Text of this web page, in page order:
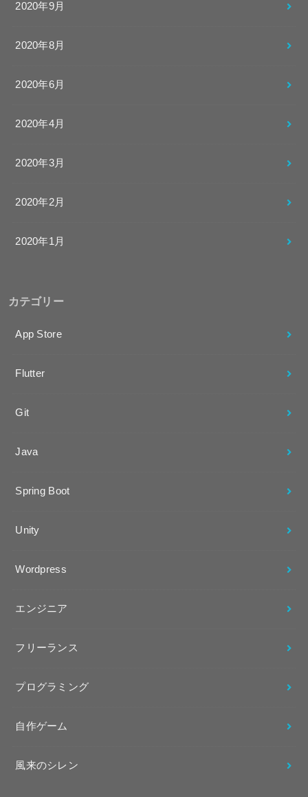
2020年9月
2020年8月
2020年6月
2020年4月
2020年3月
2020年2月
2020年1月
カテゴリー
App Store
Flutter
Git
Java
Spring Boot
Unity
Wordpress
エンジニア
フリーランス
プログラミング
自作ゲーム
風来のシレン